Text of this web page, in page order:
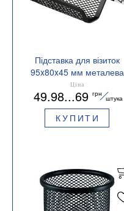
Підставка для візиток
95x80x45 мм металева
Buromax BM.6225
Ціна
49.98...69 грн
штука
КУПИТИ